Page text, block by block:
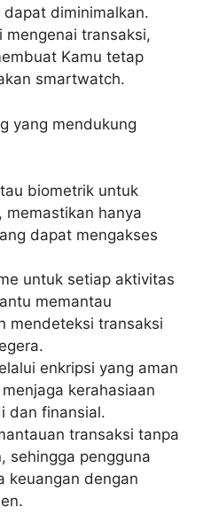
diminimalkan.
mengenai transaksi,
Kamu tetap
smartwatch.
yang mendukung
biometrik untuk
memastikan hanya
dapat mengakses
untuk setiap aktivitas
memantau
mendeteksi transaksi
enkripsi yang aman
kerahasiaan
dan finansial.
transaksi tanpa
sehingga pengguna
keuangan dengan